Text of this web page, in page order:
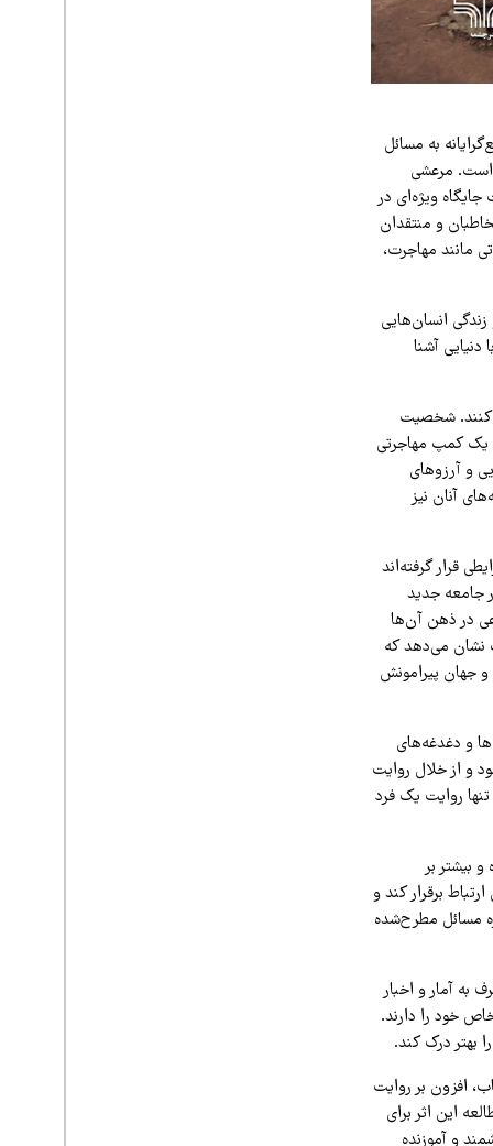
به مسائل
کرده است. مرعشی
ویژه‌ای در
و منتقدان
مانند مهاجرت،
زندگی انسان‌هایی
آشنا
شخصیت
یک کمپ مهاجرتی
و آرزوهای
آنان نیز
قرار گرفته‌اند
جامعه جدید
در ذهن آن‌ها
نشان می‌دهد که
و جهان پیرامونش
و دغدغه‌های
و از خلال روایت
روایت یک فرد
بیشتر بر
برقرار کند و
مسائل مطرح‌شده
به آمار و اخبار
خود را دارند.
بهتر درک کند.
افزون بر روایت
این اثر برای
و آموزنده